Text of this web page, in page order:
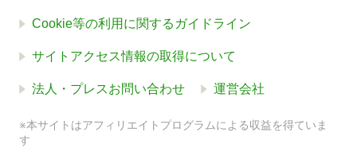
Cookie等の利用に関するガイドライン
サイトアクセス情報の取得について
法人・プレスお問い合わせ 運営会社
※本サイトはアフィリエイトプログラムによる収益を得ていま
す